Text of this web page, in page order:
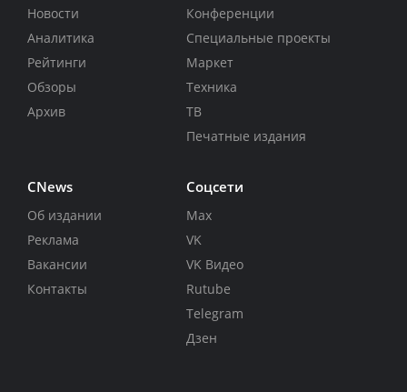
Новости
Аналитика
Рейтинги
Обзоры
Архив
Конференции
Специальные проекты
Маркет
Техника
ТВ
Печатные издания
CNews
Об издании
Реклама
Вакансии
Контакты
Соцсети
Max
VK
VK Видео
Rutube
Telegram
Дзен